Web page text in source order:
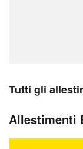
Tutti gli
Allestimenti